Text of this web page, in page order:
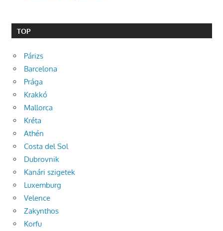
TOP
Párizs
Barcelona
Prága
Krakkó
Mallorca
Kréta
Athén
Costa del Sol
Dubrovnik
Kanári szigetek
Luxemburg
Velence
Zakynthos
Korfu